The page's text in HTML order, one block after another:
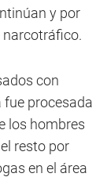
y por
narcotráfico.
con
fue procesada
los hombres
resto por
en el área